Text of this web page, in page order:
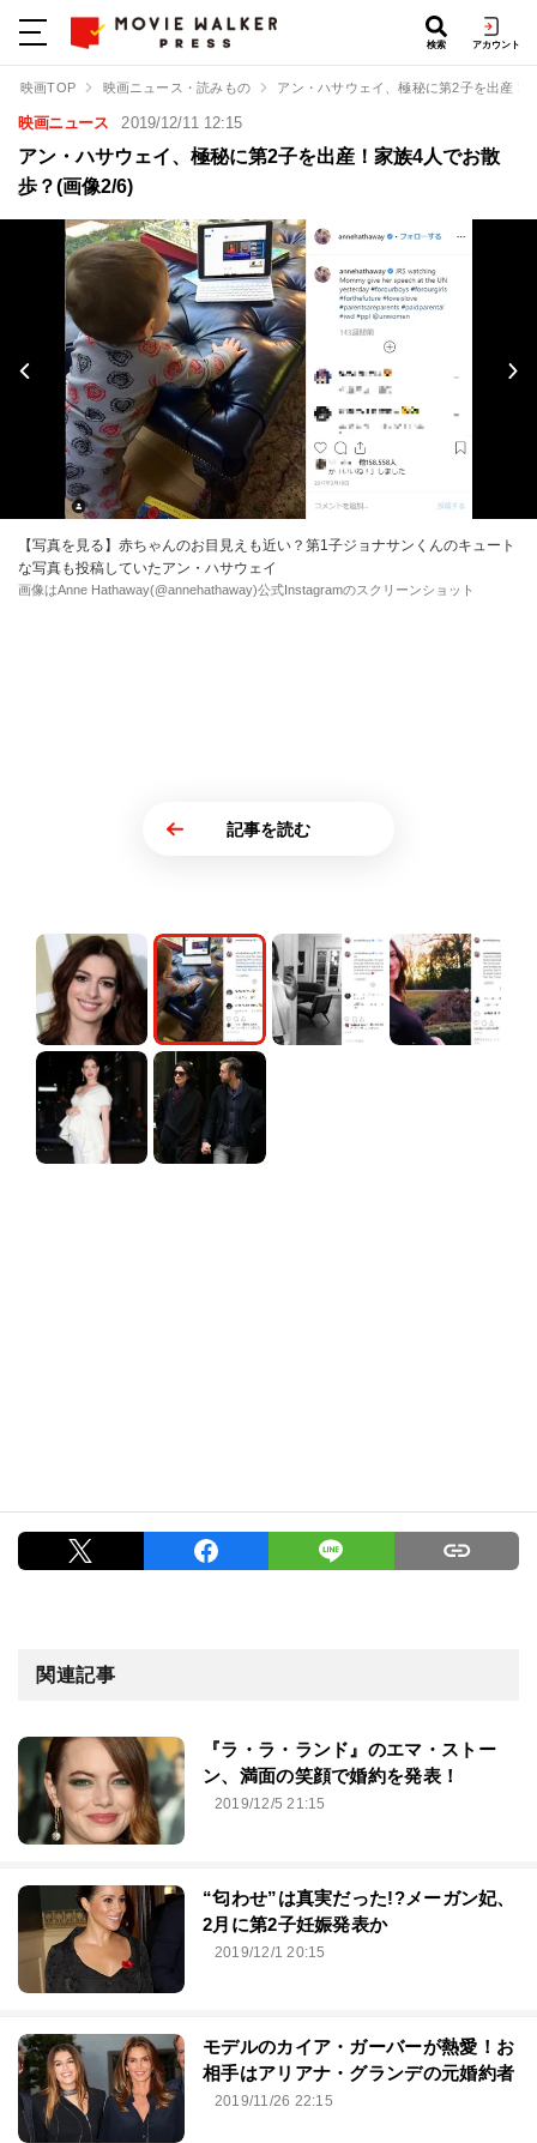
検索 アカウント
映画TOP 映画ニュース・読みもの アン・ハサウェイ、極秘に第2子を出産！
映画ニュース 2019/12/11 12:15
アン・ハサウェイ、極秘に第2子を出産！家族4人でお散
歩？(画像2/6)
【写真を見る】赤ちゃんのお目見えも近い？第1子ジョナサンくんのキュート
な写真も投稿していたアン・ハサウェイ
画像はAnne Hathaway(@annehathaway)公式Instagramのスクリーンショット
記事を読む
関連記事
『ラ・ラ・ランド』のエマ・ストー
ン、満面の笑顔で婚約を発表！
2019/12/5 21:15
“匂わせ”は真実だった!?メーガン妃、
2月に第2子妊娠発表か
2019/12/1 20:15
モデルのカイア・ガーバーが熱愛！お
相手はアリアナ・グランデの元婚約者
2019/11/26 22:15